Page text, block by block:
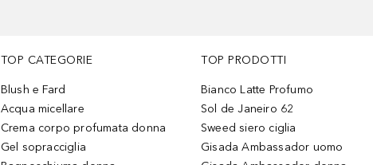
TOP CATEGORIE
Blush e Fard
Acqua micellare
Crema corpo profumata donna
Gel sopracciglia
TOP PRODOTTI
Bianco Latte Profumo
Sol de Janeiro 62
Sweed siero ciglia
Gisada Ambassador uomo